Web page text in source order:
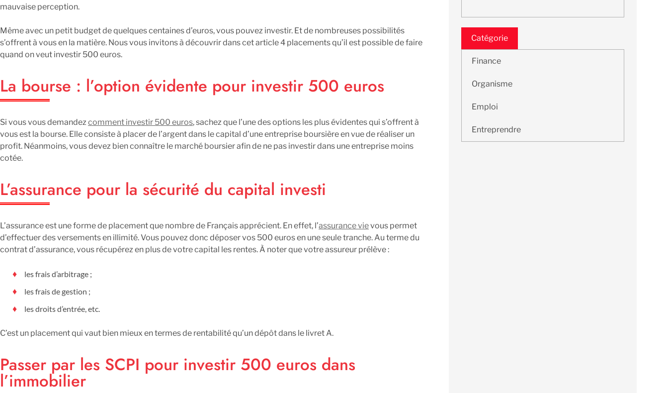
mauvaise perception.
Même avec un petit budget de quelques centaines d’euros, vous pouvez investir. Et de nombreuses possibilités
s’offrent à vous en la matière. Nous vous invitons à découvrir dans cet article 4 placements qu’il est possible de faire
quand on veut investir 500 euros.
La bourse : l’option évidente pour investir 500 euros
Si vous vous demandez comment investir 500 euros, sachez que l’une des options les plus évidentes qui s’offrent à
vous est la bourse. Elle consiste à placer de l’argent dans le capital d’une entreprise boursière en vue de réaliser un
profit. Néanmoins, vous devez bien connaître le marché boursier afin de ne pas investir dans une entreprise moins
cotée.
L’assurance pour la sécurité du capital investi
L’assurance est une forme de placement que nombre de Français apprécient. En effet, l’assurance vievous permet
d’effectuer des versements en illimité. Vous pouvez donc déposer vos 500 euros en une seule tranche. Au terme du
contrat d’assurance, vous récupérez en plus de votre capital les rentes. À noter que votre assureur prélève :
les frais d’arbitrage ;
les frais de gestion ;
les droits d’entrée, etc.
C’est un placement qui vaut bien mieux en termes de rentabilité qu’un dépôt dans le livret A.
Passer par les SCPI pour investir 500 euros dans
l’immobilier
Catégorie
Finance
Organisme
Emploi
Entreprendre